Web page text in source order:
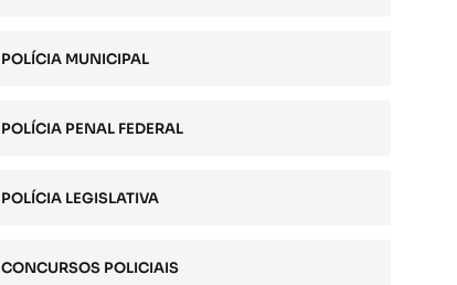
POLÍCIA MUNICIPAL
POLÍCIA PENAL FEDERAL
POLÍCIA LEGISLATIVA
CONCURSOS POLICIAIS